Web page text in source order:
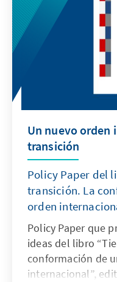
Un nuevo orden
transición
Policy Paper del
transición. La
orden
Policy Paper que
ideas del libro
conformación de
internacional”,